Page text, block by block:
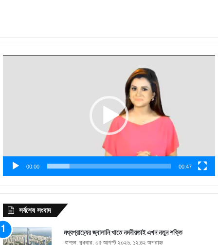
00:00 00:47
সর্বশেষ সংবাদ
মধ্যপ্রাচ্যের জ্বালানি খাতে নমনীয়তাই এখন নতুন শক্তি
লন্ডন: বুধবার, ০৫ আগস্ট ২০২৬, ১২:৪২ অপরাহ্ণ